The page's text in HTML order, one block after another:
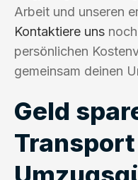
Arbeit und unseren
Kontaktiere uns
persönlichen
gemeinsam deinen
Geld